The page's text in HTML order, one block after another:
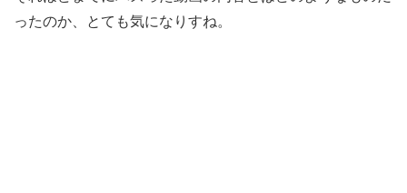
ったのか、とても気になりすね。